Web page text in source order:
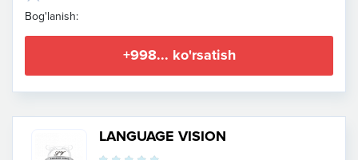
Bog'lanish:
+998... ko'rsatish
LANGUAGE VISION